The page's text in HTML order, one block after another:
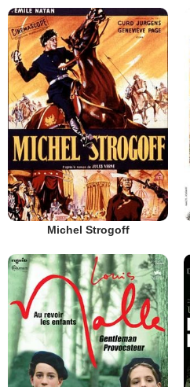
Michel Strogoff